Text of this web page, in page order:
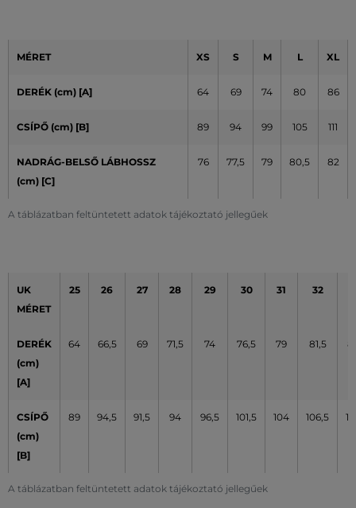
A táblázatban feltüntetett adatok tájékoztató jellegűek
MÉRET XS S M L XL
DERÉK (cm) [A] 64 69 74 80 86
CSÍPŐ (cm) [B] 89 94 99 105 111
NADRÁG-BELSŐ LÁBHOSSZ
(cm) [C]
76 77,5 79 80,5 82
A táblázatban feltüntetett adatok tájékoztató jellegűek
UK
MÉRET
25 26 27 28 29 30 31 32
DERÉK
(cm)
[A]
64 66,5 69 71,5 74 76,5 79 81,5
CSÍPŐ
(cm)
[B]
89 94,5 91,5 94 96,5 101,5 104 106,5